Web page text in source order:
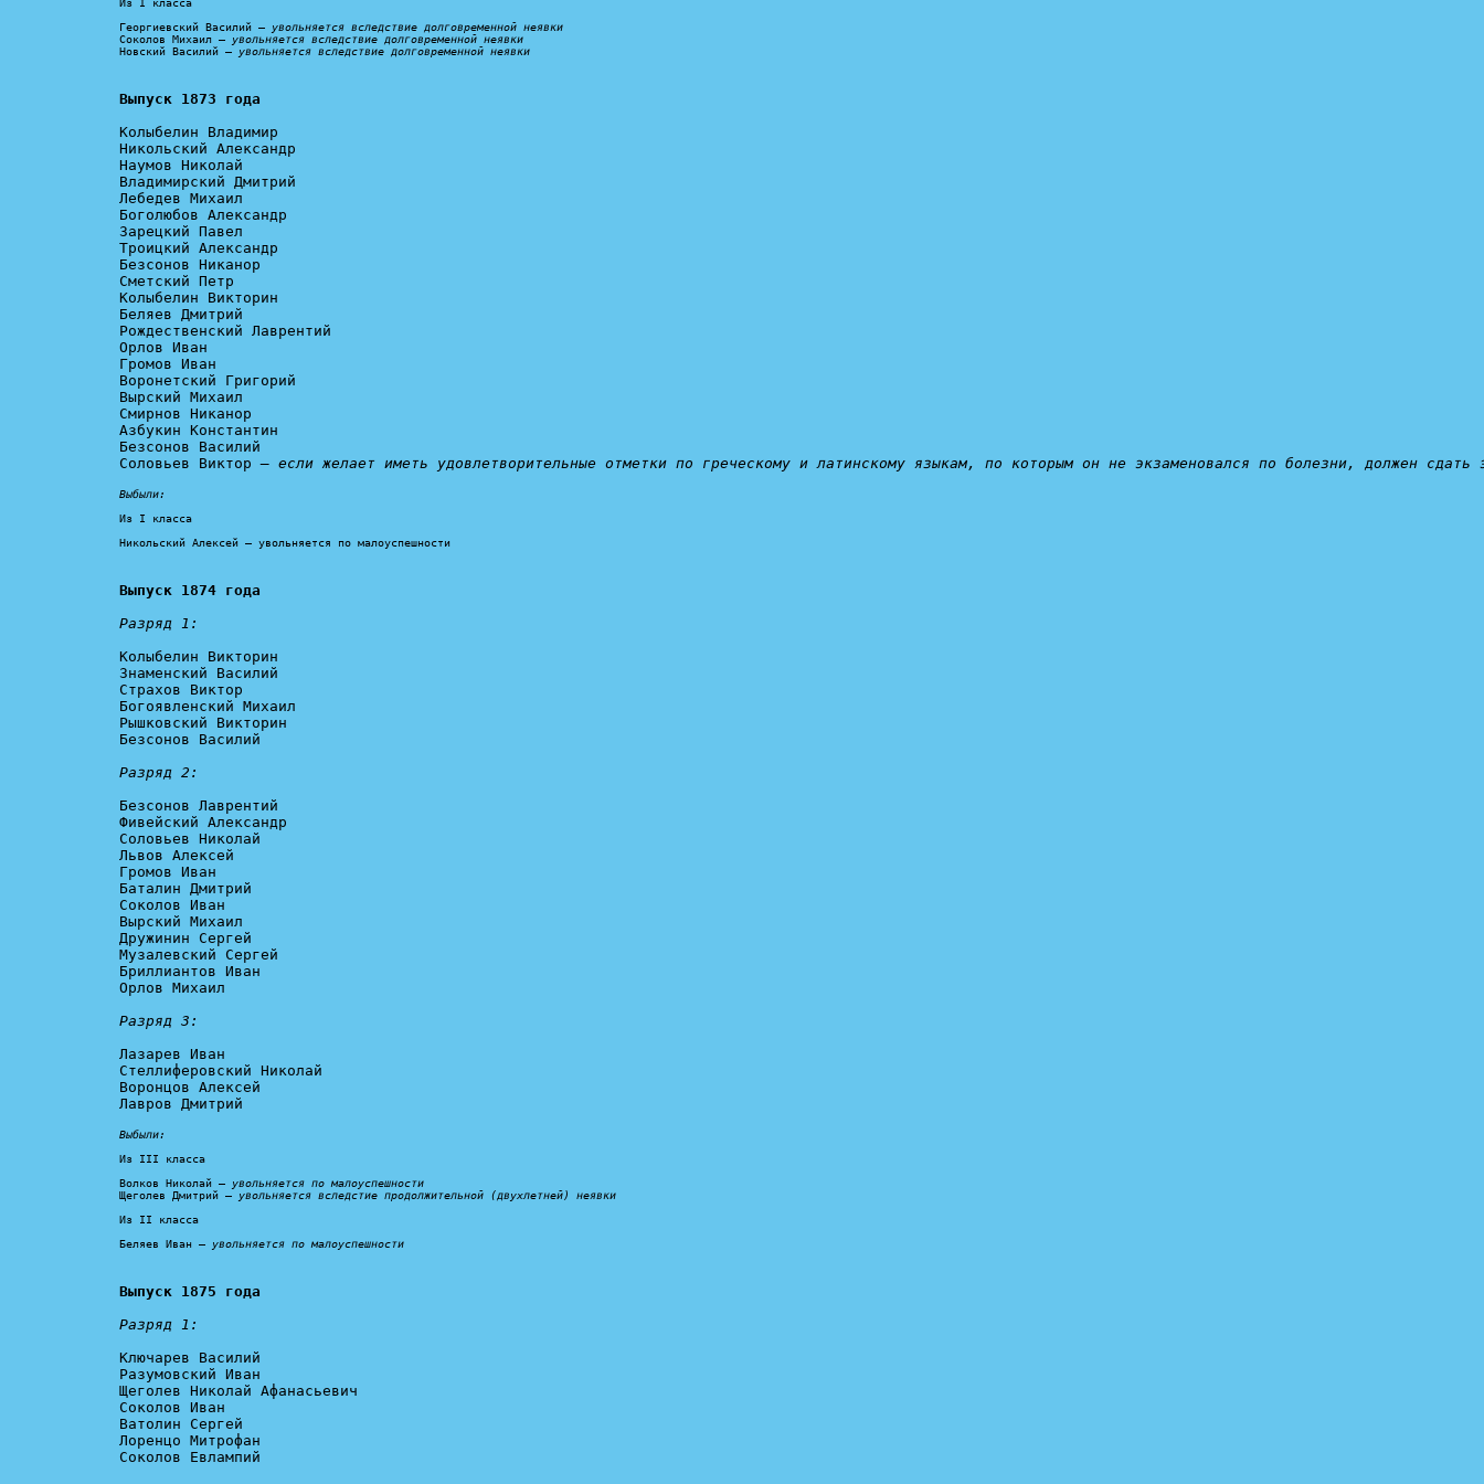
Из I класса
Георгиевский Василий — увольняется вследствие долговременной неявки
Соколов Михаил — увольняется вследствие долговременной неявки
Новский Василий — увольняется вследствие долговременной неявки
Выпуск 1873 года
Колыбелин Владимир
Никольский Александр
Наумов Николай
Владимирский Дмитрий
Лебедев Михаил
Боголюбов Александр
Зарецкий Павел
Троицкий Александр
Безсонов Никанор
Сметский Петр
Колыбелин Викторин
Беляев Дмитрий
Рождественский Лаврентий
Орлов Иван
Громов Иван
Воронетский Григорий
Вырский Михаил
Смирнов Никанор
Азбукин Константин
Безсонов Василий
Соловьев Виктор — если желает иметь удовлетворительные отметки по греческому и латинскому языкам, по которым он не экзаменовался по болезни, должен сдать
Выбыли:
Из I класса
Никольский Алексей — увольняется по малоуспешности
Выпуск 1874 года
Разряд 1:
Колыбелин Викторин
Знаменский Василий
Страхов Виктор
Богоявленский Михаил
Рышковский Викторин
Безсонов Василий
Разряд 2:
Безсонов Лаврентий
Фивейский Александр
Соловьев Николай
Львов Алексей
Громов Иван
Баталин Дмитрий
Соколов Иван
Вырский Михаил
Дружинин Сергей
Музалевский Сергей
Бриллиантов Иван
Орлов Михаил
Разряд 3:
Лазарев Иван
Стеллиферовский Николай
Воронцов Алексей
Лавров Дмитрий
Выбыли:
Из III класса
Волков Николай – увольняется по малоуспешности
Щеголев Дмитрий – увольняется вследстие продолжительной (двухлетней) неявки
Из II класса
Беляев Иван — увольняется по малоуспешности
Выпуск 1875 года
Разряд 1:
Ключарев Василий
Разумовский Иван
Щеголев Николай Афанасьевич
Соколов Иван
Ватолин Сергей
Лоренцо Митрофан
Соколов Евлампий